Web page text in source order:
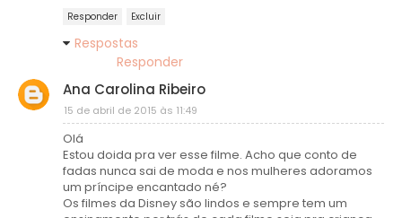
Responder Excluir
Respostas
Responder
Ana Carolina Ribeiro
15 de abril de 2015 às 11:49
Olá
Estou doida pra ver esse filme. Acho que conto de
fadas nunca sai de moda e nos mulheres adoramos
um príncipe encantado né?
Os filmes da Disney são lindos e sempre tem um